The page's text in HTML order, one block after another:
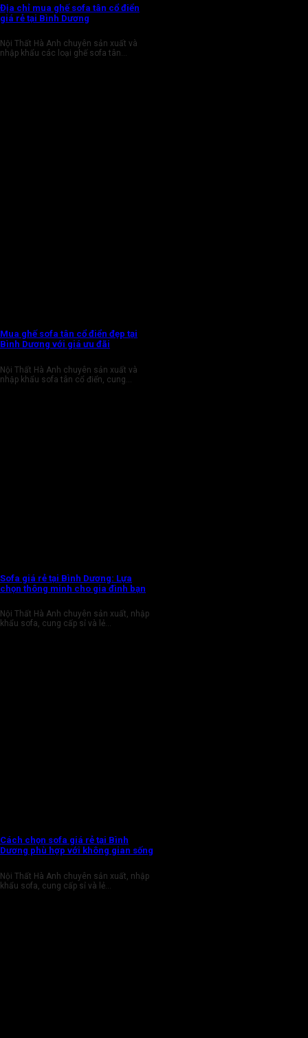
Địa chỉ mua ghế sofa tân cổ điển
giá rẻ tại Bình Dương
Nội Thất Hà Anh chuyên sản xuất và
nhập khẩu các loại ghế sofa tân...
Mua ghế sofa tân cổ điển đẹp tại
Bình Dương với giá ưu đãi
Nội Thất Hà Anh chuyên sản xuất và
nhập khẩu sofa tân cổ điển, cung...
Sofa giá rẻ tại Bình Dương: Lựa
chọn thông minh cho gia đình bạn
Nội Thất Hà Anh chuyên sản xuất, nhập
khẩu sofa, cung cấp sỉ và lẻ...
Cách chọn sofa giá rẻ tại Bình
Dương phù hợp với không gian sống
Nội Thất Hà Anh chuyên sản xuất, nhập
khẩu sofa, cung cấp sỉ và lẻ...